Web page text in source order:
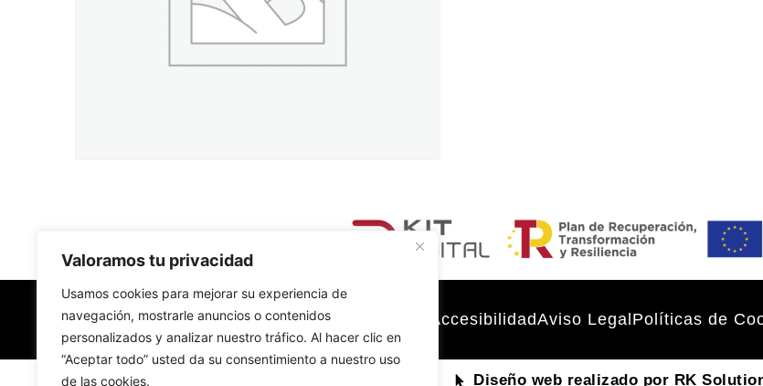
Valoramos tu privacidad
Usamos cookies para mejorar su experiencia de
navegación, mostrarle anuncios o contenidos
personalizados y analizar nuestro tráfico. Al hacer clic en
“Aceptar todo” usted da su consentimiento a nuestro uso
de las cookies.
AccesibilidadAviso Legal Políticas de
Diseño web realizado por RK